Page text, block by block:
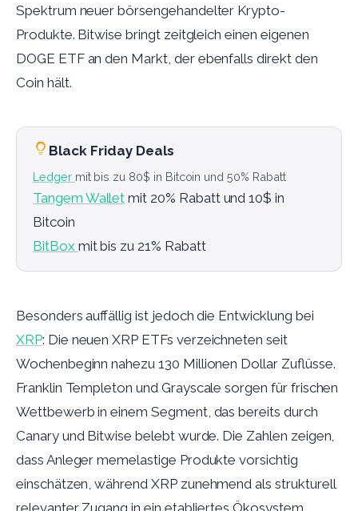
Spektrum neuer börsengehandelter Krypto-
Produkte. Bitwise bringt zeitgleich einen eigenen
DOGE ETF an den Markt, der ebenfalls direkt den
Coin hält.
Black Friday Deals
Ledger mit bis zu 80$ in Bitcoin und 50% Rabatt
Tangem Wallet mit 20% Rabatt und 10$ in
Bitcoin
BitBox mit bis zu 21% Rabatt
Besonders auffällig ist jedoch die Entwicklung bei
XRP: Die neuen XRP ETFs verzeichneten seit
Wochenbeginn nahezu 130 Millionen Dollar Zuflüsse.
Franklin Templeton und Grayscale sorgen für frischen
Wettbewerb in einem Segment, das bereits durch
Canary und Bitwise belebt wurde. Die Zahlen zeigen,
dass Anleger memelastige Produkte vorsichtig
einschätzen, während XRP zunehmend als strukturell
relevanter Zugang in ein etabliertes Ökosystem